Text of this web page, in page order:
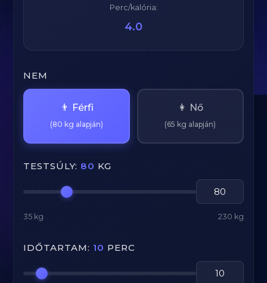
Perc/kalória:
4.0
NEM
👨 Férfi
(80 kg alapján)
👩 Nő
(65 kg alapján)
TESTSÚLY: 80 KG
35 kg 230 kg
IDŐTARTAM: 10 PERC